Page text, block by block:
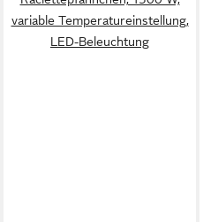
variable Temperatureinstellung,
LED-Beleuchtung